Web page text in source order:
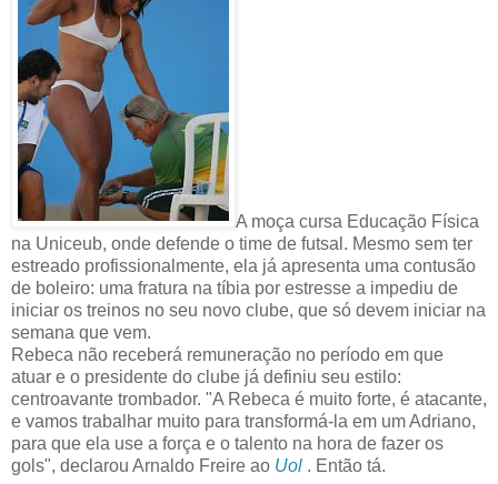
A moça cursa Educação Física
na Uniceub, onde defende o time de futsal. Mesmo sem ter
estreado profissionalmente, ela já apresenta uma contusão
de boleiro: uma fratura na tíbia por estresse a impediu de
iniciar os treinos no seu novo clube, que só devem iniciar na
semana que vem.
Rebeca não receberá remuneração no período em que
atuar e o presidente do clube já definiu seu estilo:
centroavante trombador. "A Rebeca é muito forte, é atacante,
e vamos trabalhar muito para transformá-la em um Adriano,
para que ela use a força e o talento na hora de fazer os
gols", declarou Arnaldo Freire ao Uol . Então tá.